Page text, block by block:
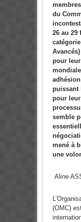
du
26 au 29
pour
puissant
pour
semble
mené à
une
Aline
(OMC)